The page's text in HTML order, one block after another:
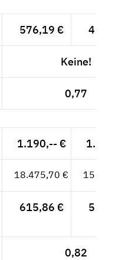
576,19 €
Keine!
0,77
1.190,-- €
18.475,70 €
615,86 €
0,82